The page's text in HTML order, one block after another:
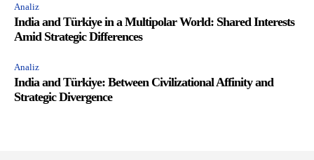
Analiz
India and Türkiye in a Multipolar World: Shared Interests
Amid Strategic Differences
Analiz
India and Türkiye: Between Civilizational Affinity and
Strategic Divergence